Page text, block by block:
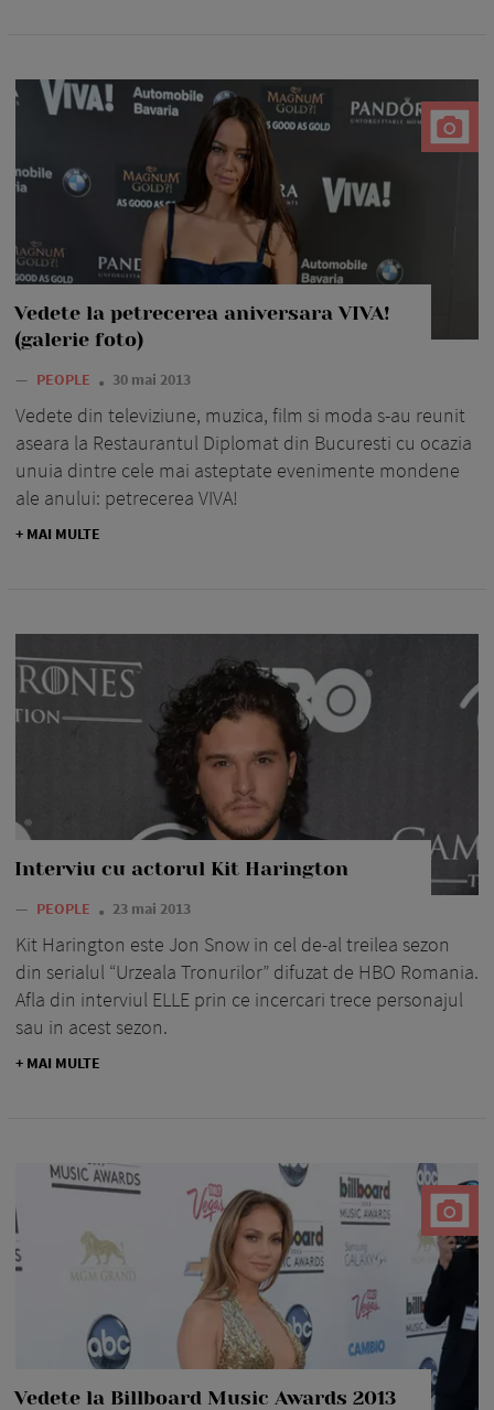
Vedete la petrecerea aniversara VIVA!
(galerie foto)
— PEOPLE 30 mai 2013
Vedete din televiziune, muzica, film si moda s-au reunit
aseara la Restaurantul Diplomat din Bucuresti cu ocazia
unuia dintre cele mai asteptate evenimente mondene
ale anului: petrecerea VIVA!
+ MAI MULTE
Interviu cu actorul Kit Harington
— PEOPLE 23 mai 2013
Kit Harington este Jon Snow in cel de-al treilea sezon
din serialul “Urzeala Tronurilor” difuzat de HBO Romania.
Afla din interviul ELLE prin ce incercari trece personajul
sau in acest sezon.
+ MAI MULTE
Vedete la Billboard Music Awards 2013